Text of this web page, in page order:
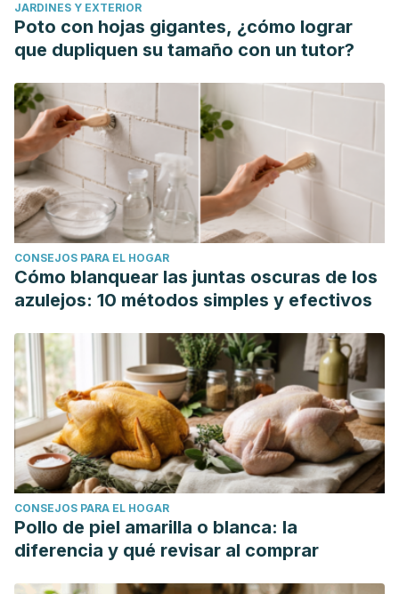
JARDINES Y EXTERIOR
Poto con hojas gigantes, ¿cómo lograr
que dupliquen su tamaño con un tutor?
CONSEJOS PARA EL HOGAR
Cómo blanquear las juntas oscuras de los
azulejos: 10 métodos simples y efectivos
CONSEJOS PARA EL HOGAR
Pollo de piel amarilla o blanca: la
diferencia y qué revisar al comprar